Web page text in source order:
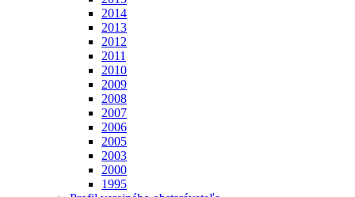
2014
2013
2012
2011
2010
2009
2008
2007
2006
2005
2003
2000
1995